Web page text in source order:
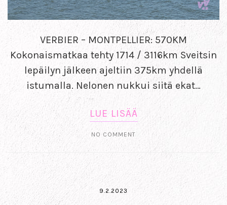
VERBIER – MONTPELLIER: 570KM
Kokonaismatkaa tehty 1714 / 3116km Sveitsin
lepäilyn jälkeen ajeltiin 375km yhdellä
istumalla. Nelonen nukkui siitä ekat…
LUE LISÄÄ
NO COMMENT
9.2.2023